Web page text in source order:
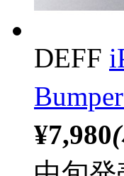
DEFF
¥7,980